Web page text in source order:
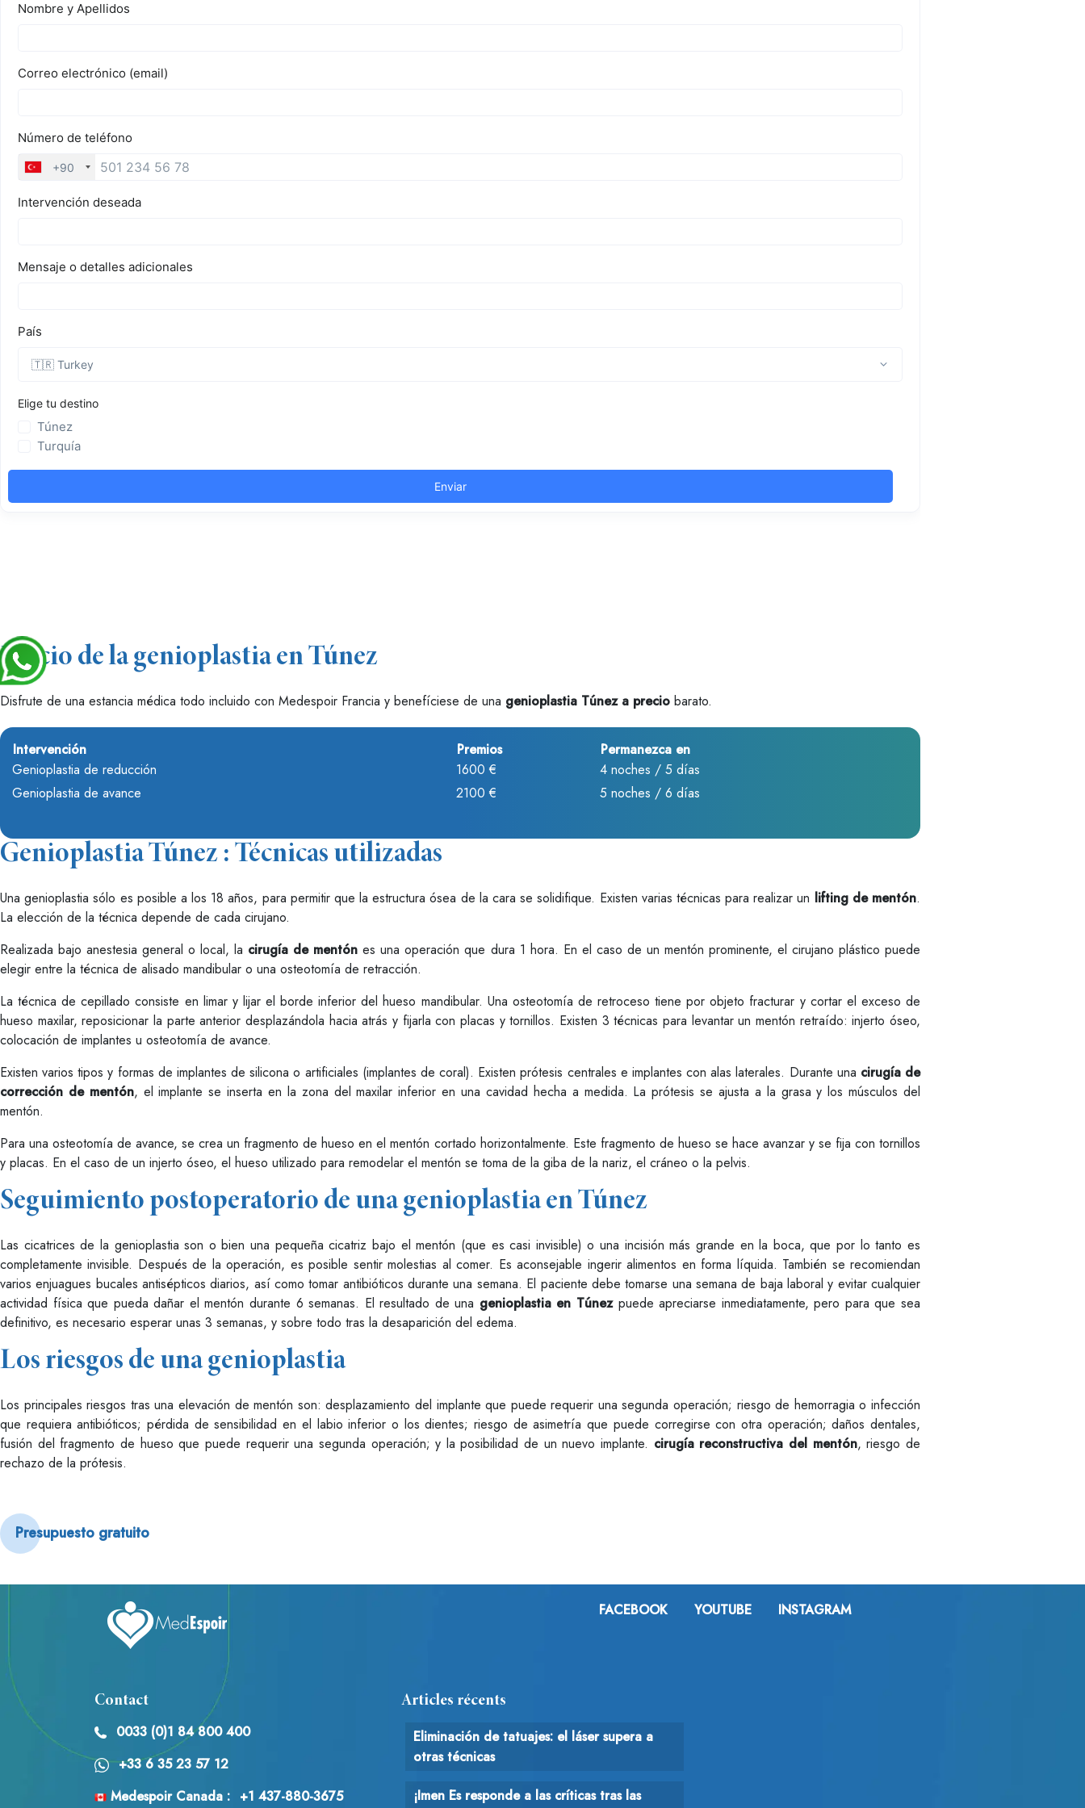
Precio de la genioplastia en Túnez
Disfrute de una estancia médica todo incluido con Medespoir Francia y benefíciese de una genioplastia Túnez a precio barato.
Intervención Premios
Permanezca en
Genioplastia de reducción
1600 €
4 noches / 5 días
Genioplastia de avance
2100 € 5 noches / 6 días
Genioplastia Túnez : Técnicas utilizadas
Una genioplastia sólo es posible a los 18 años, para permitir que la estructura ósea de la cara se solidifique. Existen varias técnicas para realizar un lifting de mentón.
La elección de la técnica depende de cada cirujano.
Realizada bajo anestesia general o local, la cirugía de mentón es una operación que dura 1 hora. En el caso de un mentón prominente, el cirujano plástico puede
elegir entre la técnica de alisado mandibular o una osteotomía de retracción.
La técnica de cepillado consiste en limar y lijar el borde inferior del hueso mandibular. Una osteotomía de retroceso tiene por objeto fracturar y cortar el exceso de
hueso maxilar, reposicionar la parte anterior desplazándola hacia atrás y fijarla con placas y tornillos. Existen 3 técnicas para levantar un mentón retraído: injerto óseo,
colocación de implantes u osteotomía de avance.
Existen varios tipos y formas de implantes de silicona o artificiales (implantes de coral). Existen prótesis centrales e implantes con alas laterales. Durante una cirugía de
corrección de mentón, el implante se inserta en la zona del maxilar inferior en una cavidad hecha a medida. La prótesis se ajusta a la grasa y los músculos del
mentón.
Para una osteotomía de avance, se crea un fragmento de hueso en el mentón cortado horizontalmente. Este fragmento de hueso se hace avanzar y se fija con tornillos
y placas. En el caso de un injerto óseo, el hueso utilizado para remodelar el mentón se toma de la giba de la nariz, el cráneo o la pelvis.
Seguimiento postoperatorio de una genioplastia en Túnez
Las cicatrices de la genioplastia son o bien una pequeña cicatriz bajo el mentón (que es casi invisible) o una incisión más grande en la boca, que por lo tanto es
completamente invisible. Después de la operación, es posible sentir molestias al comer. Es aconsejable ingerir alimentos en forma líquida. También se recomiendan
varios enjuagues bucales antisépticos diarios, así como tomar antibióticos durante una semana. El paciente debe tomarse una semana de baja laboral y evitar cualquier
actividad física que pueda dañar el mentón durante 6 semanas. El resultado de una genioplastia en Túnezpuede apreciarse inmediatamente, pero para que sea
definitivo, es necesario esperar unas 3 semanas, y sobre todo tras la desaparición del edema.
Los riesgos de una genioplastia
Los principales riesgos tras una elevación de mentón son: desplazamiento del implante que puede requerir una segunda operación; riesgo de hemorragia o infección
que requiera antibióticos; pérdida de sensibilidad en el labio inferior o los dientes; riesgo de asimetría que puede corregirse con otra operación; daños dentales,
fusión del fragmento de hueso que puede requerir una segunda operación; y la posibilidad de un nuevo implante. cirugía reconstructiva del mentón, riesgo de
rechazo de la prótesis.
Presupuesto gratuito
FACEBOOK YOUTUBE INSTAGRAM
Contact
0033 (0)1 84 800 400
+33 6 35 23 57 12
Medespoir Canada : +1 437-880-3675
Articles récents
Eliminación de tatuajes: el láser supera a
otras técnicas
¡Imen Es responde a las críticas tras las